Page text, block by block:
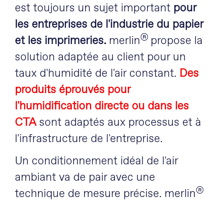
est toujours un sujet important pour
les entreprises de l'industrie du papier
et les imprimeries. merlin® propose la
solution adaptée au client pour un
taux d'humidité de l'air constant. Des
produits éprouvés pour
l'humidification directe ou dans les
CTAsont adaptés aux processus et à
l'infrastructure de l'entreprise.
Un conditionnement idéal de l'air
ambiant va de pair avec une
technique de mesure précise. merlin®